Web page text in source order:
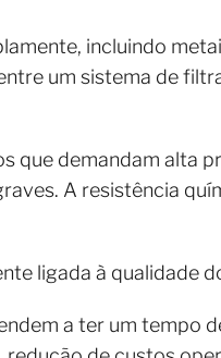
incluindo
um sistema de
que demandam alta
A resistência
ligada à qualidade
a ter um tempo